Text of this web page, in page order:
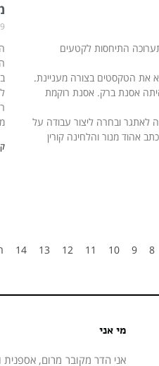
התיחסות לקטעים
את הטקסטים בצורה מעניינת.
אסנת ברק. אסנת רוקמת
לאתגר ובחרה ליצור עבודה על
אהוד מנור והלחינה קורין
9 ביולי 2025
8
9
10
11
12
13
14
מי אני
אני הדר מקובר מרום, אספנית